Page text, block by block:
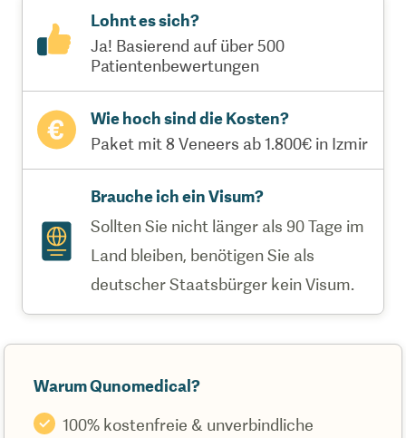
Lohnt es sich?
Ja! Basierend auf über 500
Patientenbewertungen
Wie hoch sind die Kosten?
Paket mit 8 Veneers ab 1.800€ in Izmir
Brauche ich ein Visum?
Sollten Sie nicht länger als 90 Tage im
Land bleiben, benötigen Sie als
deutscher Staatsbürger kein Visum.
Warum Qunomedical?
100% kostenfreie & unverbindliche